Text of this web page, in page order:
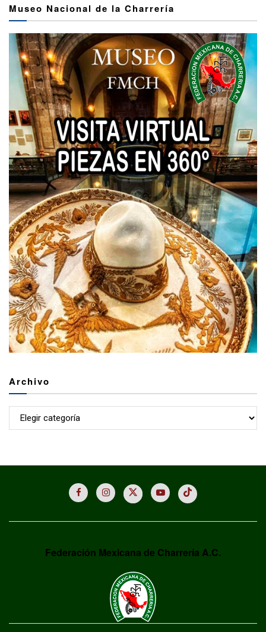
Museo Nacional de la Charrería
Archivo
Archivo
Federación Mexicana de Charrería A.C.